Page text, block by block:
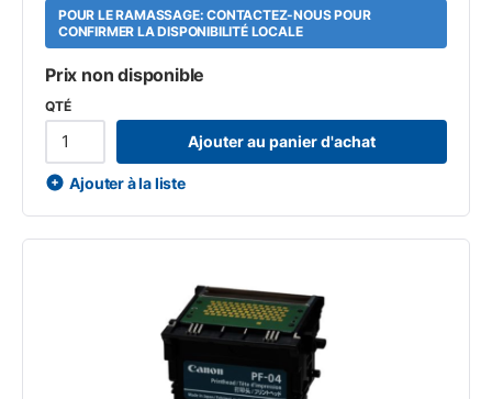
POUR LE RAMASSAGE: CONTACTEZ-NOUS POUR
CONFIRMER LA DISPONIBILITÉ LOCALE
Prix non disponible
QTÉ
Ajouter au panier d'achat
Ajouter à la liste